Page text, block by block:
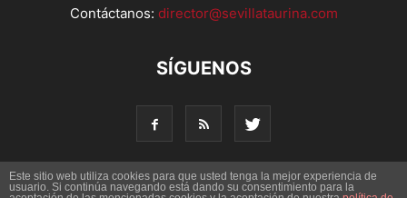
Contáctanos: director@sevillataurina.com
SÍGUENOS
Este sitio web utiliza cookies para que usted tenga la mejor experiencia de
usuario. Si continúa navegando está dando su consentimiento para la